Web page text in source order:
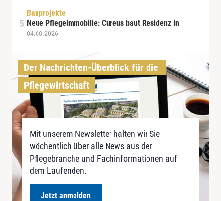
Bauprojekte
Neue Pflegeimmobilie: Cureus baut Residenz in
04.08.2026
Der Nachrichten-Überblick für die
Pflegewirtschaft
Mit unserem Newsletter halten wir Sie
wöchentlich über alle News aus der
Pflegebranche und Fachinformationen auf
dem Laufenden.
Jetzt anmelden